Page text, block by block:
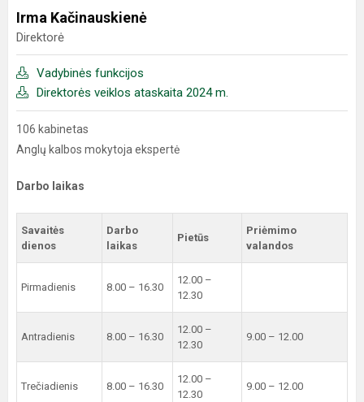
Irma Kačinauskienė
Direktorė
Vadybinės funkcijos
Direktorės veiklos ataskaita 2024 m.
106 kabinetas
Anglų kalbos mokytoja ekspertė
Darbo laikas
Savaitės
dienos
Darbo
laikas
Pietūs
Priėmimo
valandos
Pirmadienis 8.00 – 16.30
12.00 –
12.30
Antradienis 8.00 – 16.30
12.00 –
12.30
9.00 – 12.00
Trečiadienis 8.00 – 16.30
12.00 –
12.30
9.00 – 12.00